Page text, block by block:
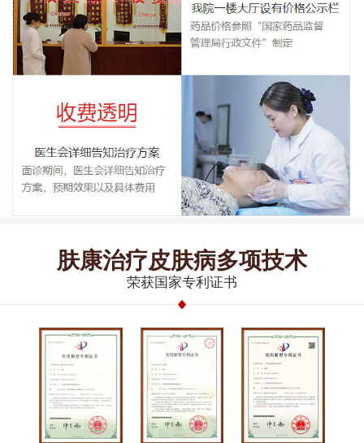
肤康治疗皮肤病多项技术
荣获国家专利证书